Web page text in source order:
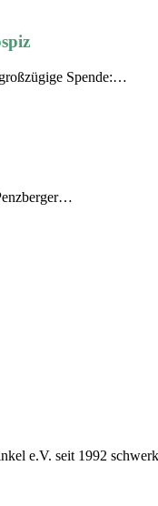
Spende:…
e.V. seit 1992